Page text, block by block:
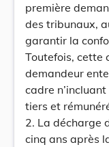
première
des tribunaux,
garantir la
Toutefois, cette
demandeur
cadre
tiers et
2. La décharge
cinq ans après